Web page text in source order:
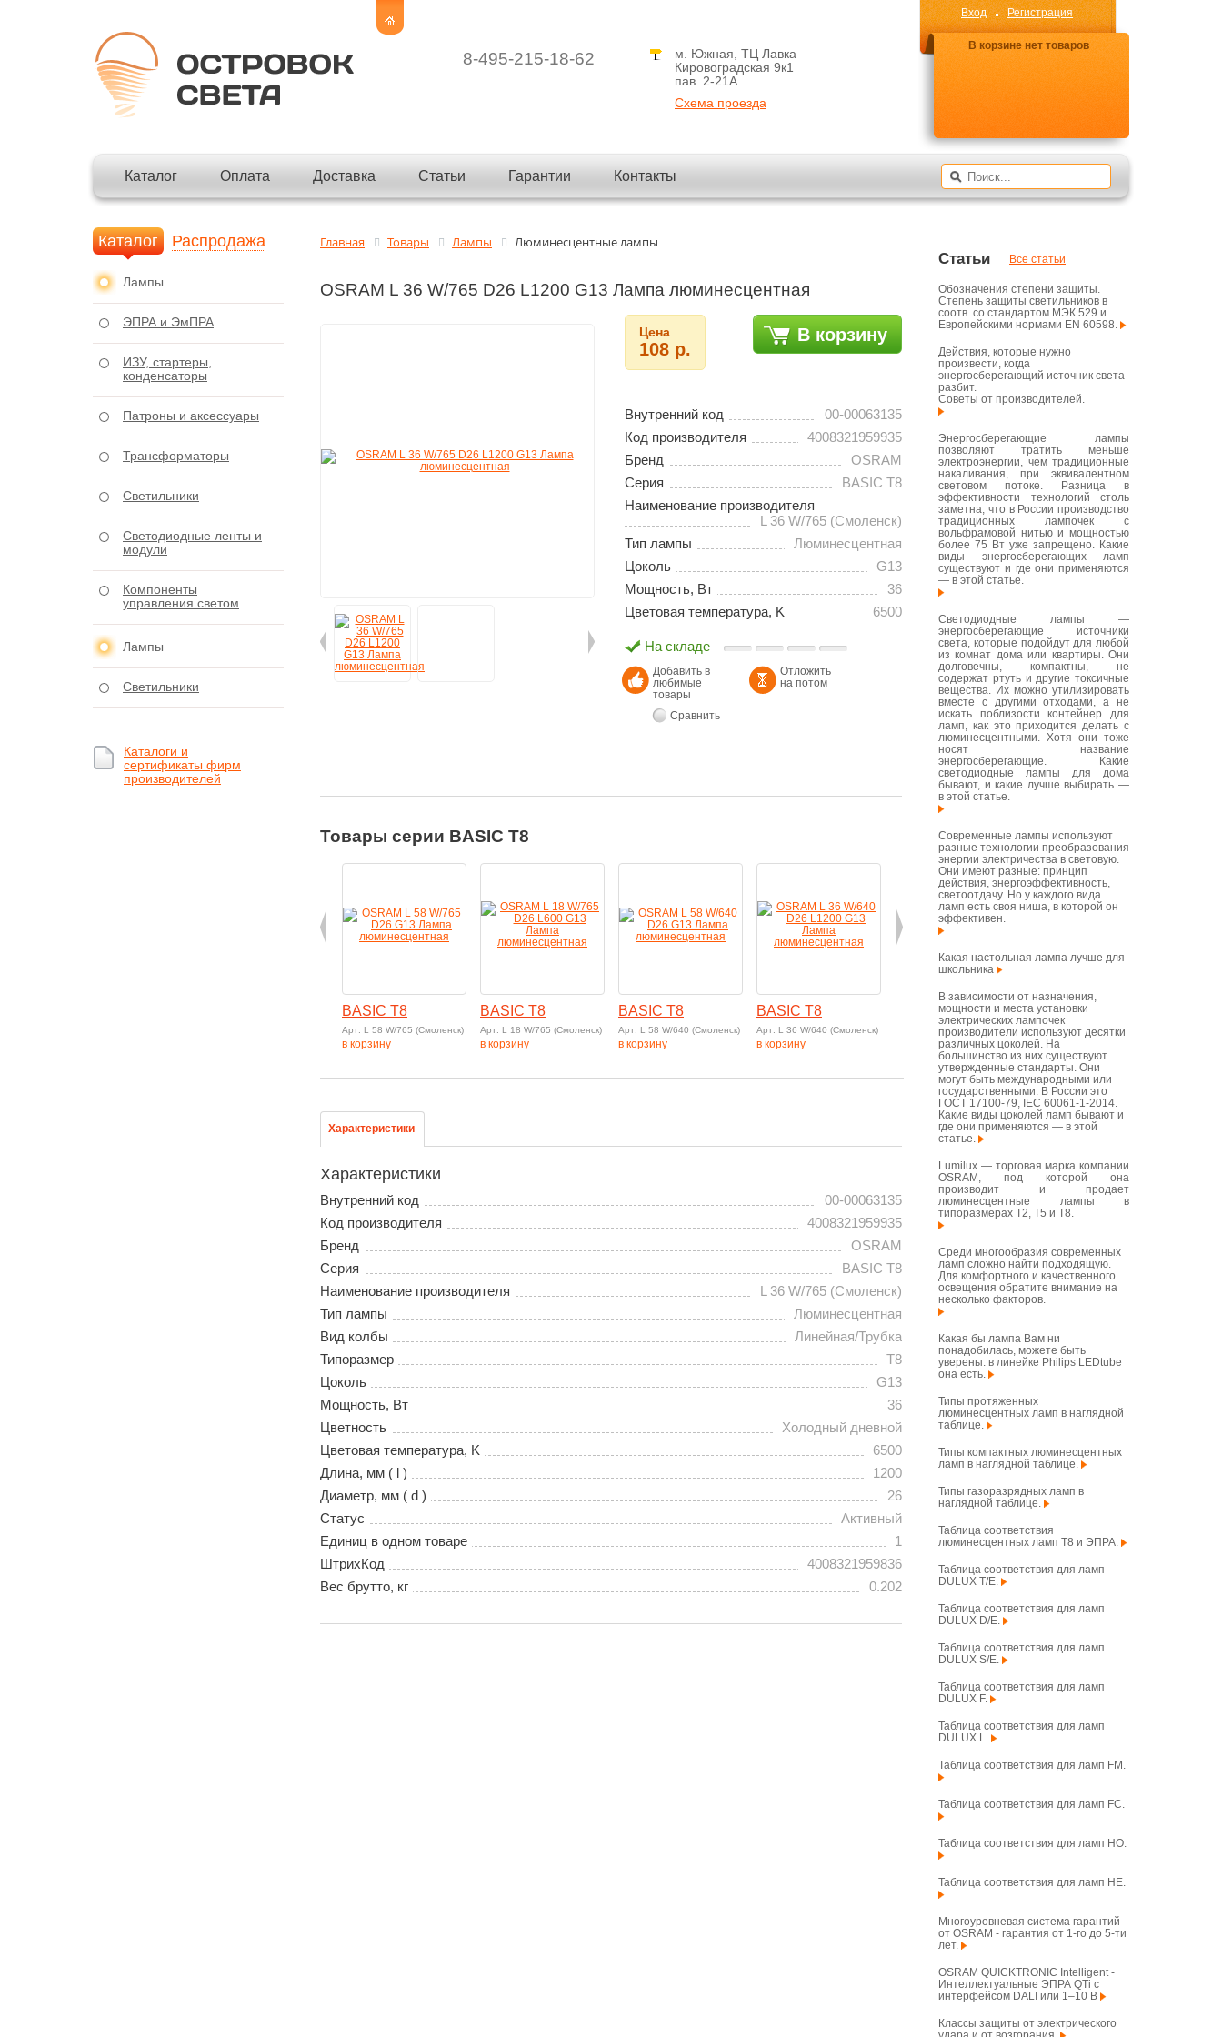
8-495-215-18-62
м. Южная, ТЦ Лавка
Кировоградская 9к1
пав. 2-21A
Схема проезда
Вход Регистрация
В корзине нет товаров
Каталог Оплата Доставка Статьи Гарантии Контакты
Главная Товары Лампы Люминесцентные лампы
OSRAM L 36 W/765 D26 L1200 G13 Лампа люминесцентная
Цена
108 р.
В корзину
Внутренний код
00-00063135
Код производителя
4008321959935
Бренд
OSRAM
Серия
BASIC T8
Наименование производителя
L 36 W/765 (Смоленск)
Тип лампы
Люминесцентная
Цоколь
G13
Мощность, Вт
36
Цветовая температура, K
6500
На складе
Добавить в
любимые
товары
Отложить
на потом
Сравнить
Товары серии BASIC T8
BASIC T8
Арт: L 58 W/765 (Смоленск)
в корзину
BASIC T8
Арт: L 18 W/765 (Смоленск)
в корзину
BASIC T8
Арт: L 58 W/640 (Смоленск)
в корзину
BASIC T8
Арт: L 36 W/640 (Смоленск)
в корзину
BASIC T8
Арт: L 18 W/640
в корзину
Характеристики
Характеристики
Внутренний код
00-00063135
Код производителя
4008321959935
Бренд
OSRAM
Серия
BASIC T8
Наименование производителя
L 36 W/765 (Смоленск)
Тип лампы
Люминесцентная
Вид колбы
Линейная/Трубка
Типоразмер
T8
Цоколь
G13
Мощность, Вт
36
Цветность
Холодный дневной
Цветовая температура, K
6500
Длина, мм ( l )
1200
Диаметр, мм ( d )
26
Статус
Активный
Единиц в одном товаре
1
ШтрихКод
4008321959836
Вес брутто, кг
0.202
Каталог Распродажа
Лампы
ЭПРА и ЭмПРА
ИЗУ, стартеры,
конденсаторы
Патроны и аксессуары
Трансформаторы
Светильники
Светодиодные ленты и
модули
Компоненты
управления светом
Лампы
Светильники
Каталоги и
сертификаты фирм
производителей
Статьи Все статьи
Обозначения степени защиты.
Степень защиты светильников в
соотв. со стандартом МЭК 529 и
Европейскими нормами EN 60598.
Действия, которые нужно
произвести, когда
энергосберегающий источник света
разбит.
Советы от производителей.
Энергосберегающие лампы
позволяют тратить меньше
электроэнергии, чем традиционные
накаливания, при эквивалентном
световом потоке. Разница в
эффективности технологий столь
заметна, что в России производство
традиционных лампочек с
вольфрамовой нитью и мощностью
более 75 Вт уже запрещено. Какие
виды энергосберегающих ламп
существуют и где они применяются
— в этой статье.
Светодиодные лампы —
энергосберегающие источники
света, которые подойдут для любой
из комнат дома или квартиры. Они
долговечны, компактны, не
содержат ртуть и другие токсичные
вещества. Их можно утилизировать
вместе с другими отходами, а не
искать поблизости контейнер для
ламп, как это приходится делать с
люминесцентными. Хотя они тоже
носят название
энергосберегающие. Какие
светодиодные лампы для дома
бывают, и какие лучше выбирать —
в этой статье.
Современные лампы используют
разные технологии преобразования
энергии электричества в световую.
Они имеют разные: принцип
действия, энергоэффективность,
светоотдачу. Но у каждого вида
ламп есть своя ниша, в которой он
эффективен.
Какая настольная лампа лучше для
школьника
В зависимости от назначения,
мощности и места установки
электрических лампочек
производители используют десятки
различных цоколей. На
большинство из них существуют
утвержденные стандарты. Они
могут быть международными или
государственными. В России это
ГОСТ 17100-79, IEC 60061-1-2014.
Какие виды цоколей ламп бывают и
где они применяются — в этой
статье.
Lumilux — торговая марка компании
OSRAM, под которой она
производит и продает
люминесцентные лампы в
типоразмерах T2, T5 и T8.
Среди многообразия современных
ламп сложно найти подходящую.
Для комфортного и качественного
освещения обратите внимание на
несколько факторов.
Какая бы лампа Вам ни
понадобилась, можете быть
уверены: в линейке Philips LEDtube
она есть.
Типы протяженных
люминесцентных ламп в наглядной
таблице.
Типы компактных люминесцентных
ламп в наглядной таблице.
Типы газоразрядных ламп в
наглядной таблице.
Таблица соответствия
люминесцентных ламп T8 и ЭПРА.
Таблица соответствия для ламп
DULUX T/E.
Таблица соответствия для ламп
DULUX D/E.
Таблица соответствия для ламп
DULUX S/E.
Таблица соответствия для ламп
DULUX F.
Таблица соответствия для ламп
DULUX L.
Таблица соответствия для ламп FM.
Таблица соответствия для ламп FC.
Таблица соответствия для ламп HO.
Таблица соответствия для ламп HE.
Многоуровневая система гарантий
от OSRAM - гарантия от 1-го до 5-ти
лет.
OSRAM QUICKTRONIC Intelligent -
Интеллектуальные ЭПРА QTi с
интерфейсом DALI или 1–10 В
Классы защиты от электрического